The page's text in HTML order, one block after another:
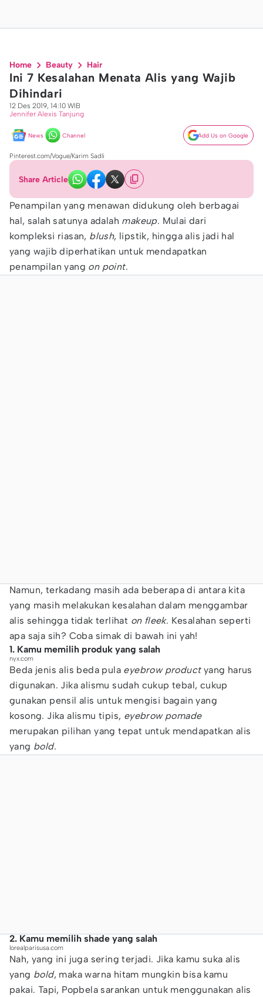
Home Beauty Hair
Ini 7 Kesalahan Menata Alis yang Wajib
Dihindari
12 Des 2019, 14:10 WIB
Jennifer Alexis Tanjung
News Channel Add Us on Google
Pinterest.com/Vogue/Karim Sadli
Share Article
Penampilan yang menawan didukung oleh berbagai
hal, salah satunya adalah makeup. Mulai dari
kompleksi riasan, blush, lipstik, hingga alis jadi hal
yang wajib diperhatikan untuk mendapatkan
penampilan yang on point.
Namun, terkadang masih ada beberapa di antara kita
yang masih melakukan kesalahan dalam menggambar
alis sehingga tidak terlihat on fleek. Kesalahan seperti
apa saja sih? Coba simak di bawah ini yah!
1. Kamu memilih produk yang salah
nyx.com
Beda jenis alis beda pula eyebrow productyang harus
digunakan. Jika alismu sudah cukup tebal, cukup
gunakan pensil alis untuk mengisi bagain yang
kosong. Jika alismu tipis, eyebrow pomade
merupakan pilihan yang tepat untuk mendapatkan alis
yang bold.
2. Kamu memilih shade yang salah
lorealparisusa.com
Nah, yang ini juga sering terjadi. Jika kamu suka alis
yang bold, maka warna hitam mungkin bisa kamu
pakai. Tapi, Popbela sarankan untuk menggunakan alis